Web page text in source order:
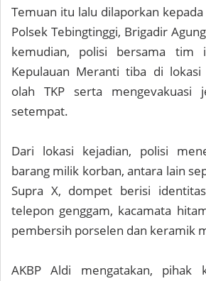
Temuan itu lalu dilaporkan
Polsek Tebingtinggi, Brigadir
kemudian, polisi bersama tim
Kepulauan Meranti tiba di
olah TKP serta mengevakuasi
setempat.
Dari lokasi kejadian, polisi
barang milik korban, antara lain
Supra X, dompet berisi
telepon genggam, kacamata
pembersih porselen dan keramik
AKBP Aldi mengatakan, pihak